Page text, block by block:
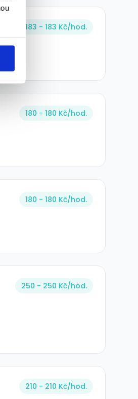
183 - 183 Kč/hod.
180 - 180 Kč/hod.
180 - 180 Kč/hod.
250 - 250 Kč/hod.
210 - 210 Kč/hod.